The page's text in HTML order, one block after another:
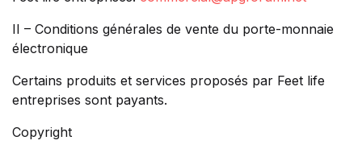
II – Conditions générales de vente du porte-monnaie
électronique
Certains produits et services proposés par Feet life
entreprises sont payants.
Copyright